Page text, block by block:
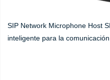
SIP Network Microphone Host
inteligente para la